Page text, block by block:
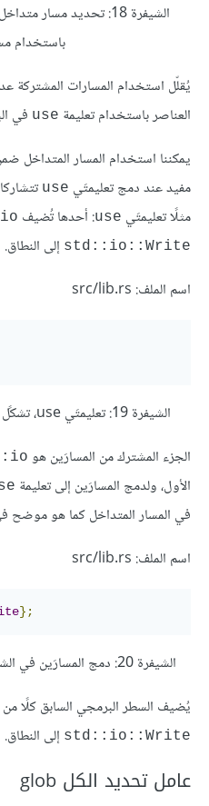
الشيفرة 18: تحديد مسار
باستخدام
يُقلّل استخدام المسارات المشتركة
العناصر باستخدام تعليمة use في
يمكننا استخدام المسار المتداخل
مفيد عند دمج تعليمتَي use
مثلًا تعليمتَي use: أحدها تُضيف
std::io::Write إلى النطاق.
اسم الملف: src/lib.rs
الشيفرة 19: تعليمتَي use، تشكًل واحدة منهما مسارًا جزئيًا للآخر
الجزء المشترك من المسارَين هو
الأول، ولدمج المسارَين إلى تعليمة
في المسار المتداخل كما هو موضح في
اسم الملف: src/lib.rs
};
الشيفرة 20: دمج المسارَين في الشيفرة 19 إلى تعليمة use واحدة
يُضيف السطر البرمجي السابق كلًا من
std::io::Write إلى النطاق.
عامل تحديد الكل glob